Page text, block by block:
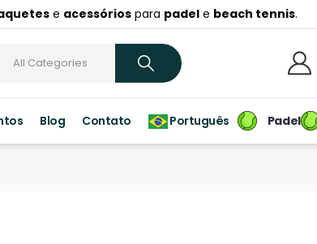
e acessóriospara padele beach tennis.
Blog Contato Português Padel